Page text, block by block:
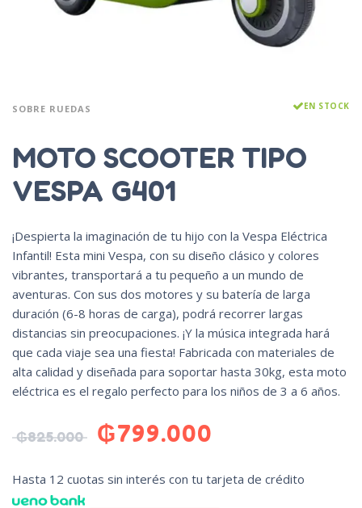
SOBRE RUEDAS EN STOCK
MOTO SCOOTER TIPO
VESPA G401
¡Despierta la imaginación de tu hijo con la Vespa Eléctrica
Infantil! Esta mini Vespa, con su diseño clásico y colores
vibrantes, transportará a tu pequeño a un mundo de
aventuras. Con sus dos motores y su batería de larga
duración (6-8 horas de carga), podrá recorrer largas
distancias sin preocupaciones. ¡Y la música integrada hará
que cada viaje sea una fiesta! Fabricada con materiales de
alta calidad y diseñada para soportar hasta 30kg, esta moto
eléctrica es el regalo perfecto para los niños de 3 a 6 años.
₲825.000 ₲799.000
Hasta 12 cuotas sin interés con tu tarjeta de crédito